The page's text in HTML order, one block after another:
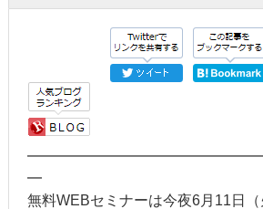
━
無料WEBセミナーは今夜6月11日（